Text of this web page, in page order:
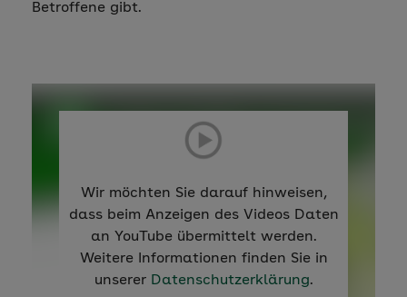
Betroffene gibt.
Wir möchten Sie darauf hinweisen,
dass beim Anzeigen des Videos Daten
an YouTube übermittelt werden.
Weitere Informationen finden Sie in
unserer Datenschutzerklärung.